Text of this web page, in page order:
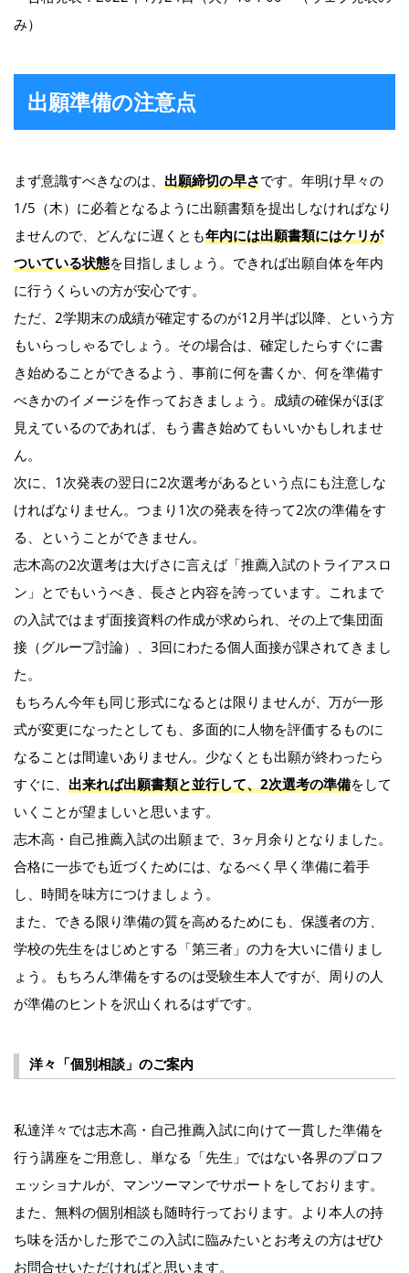
み）
出願準備の注意点
まず意識すべきなのは、 出願締切の早さです。年明け早々の
1/5（木）に必着となるように出願書類を提出しなければなり
ませんので、どんなに遅くとも年内には出願書類にはケリが
ついている状態を目指しましょう。できれば出願自体を年内
に行うくらいの方が安心です。
ただ、2学期末の成績が確定するのが12月半ば以降、という方
もいらっしゃるでしょう。その場合は、確定したらすぐに書
き始めることができるよう、事前に何を書くか、何を準備す
べきかのイメージを作っておきましょう。成績の確保がほぼ
見えているのであれば、もう書き始めてもいいかもしれませ
ん。
次に、1次発表の翌日に2次選考があるという点にも注意しな
ければなりません。つまり1次の発表を待って2次の準備をす
る、ということができません。
志木高の2次選考は大げさに言えば「推薦入試のトライアスロ
ン」とでもいうべき、長さと内容を誇っています。これまで
の入試ではまず面接資料の作成が求められ、その上で集団面
接（グループ討論）、3回にわたる個人面接が課されてきまし
た。
もちろん今年も同じ形式になるとは限りませんが、万が一形
式が変更になったとしても、多面的に人物を評価するものに
なることは間違いありません。少なくとも出願が終わったら
すぐに、 出来れば出願書類と並行して、2次選考の準備をして
いくことが望ましいと思います。
志木高・自己推薦入試の出願まで、3ヶ月余りとなりました。
合格に一歩でも近づくためには、なるべく早く準備に着手
し、時間を味方につけましょう。
また、できる限り準備の質を高めるためにも、保護者の方、
学校の先生をはじめとする「第三者」の力を大いに借りまし
ょう。もちろん準備をするのは受験生本人ですが、周りの人
が準備のヒントを沢山くれるはずです。
洋々「個別相談」のご案内
私達洋々では志木高・自己推薦入試に向けて一貫した準備を
行う講座をご用意し、単なる「先生」ではない各界のプロフ
ェッショナルが、マンツーマンでサポートをしております。
また、無料の個別相談も随時行っております。より本人の持
ち味を活かした形でこの入試に臨みたいとお考えの方はぜひ
お問合せいただければと思います。